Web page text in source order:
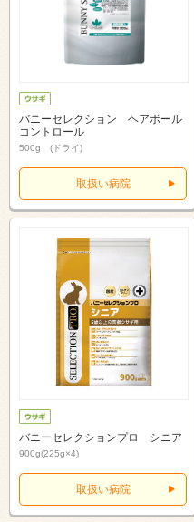
バニーセレクション ヘアボール
コントロール
500g (ドライ)
取扱い病院
バニーセレクションプロ シニア
900g(225g×4)
取扱い病院